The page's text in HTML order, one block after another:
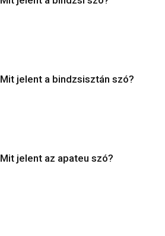
Mit jelent a bindzsisztán szó?
Mit jelent az apateu szó?